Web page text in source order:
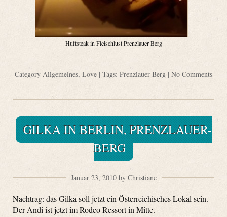
Huftsteak in Fleischlust Prenzlauer Berg
Category Allgemeines, Love | Tags: Prenzlauer Berg | No Comments
GILKA IN BERLIN, PRENZLAUER-
BERG
Januar 23, 2010 by Christiane
Nachtrag: das Gilka soll jetzt ein Österreichisches Lokal sein.
Der Andi ist jetzt im Rodeo Ressort in Mitte.